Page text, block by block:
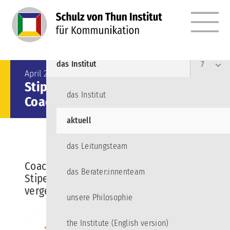
April 2021
Stipendium für Nachwuchs-
Coaches zu vergeben
Coaching für arbeitssuchende Menschen -
Stipendium für Nachwuchs-Coaches zu
vergeben
MENÜ
das Institut 7
das Institut
aktuell
das Leitungsteam
das Berater:innenteam
unsere Philosophie
the Institute (English version)